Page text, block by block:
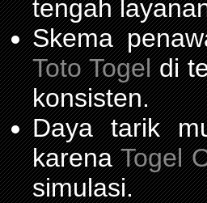
tengah
Skema
Toto Togeldi
konsisten.
Daya tarik
karenaTogel
simulasi.